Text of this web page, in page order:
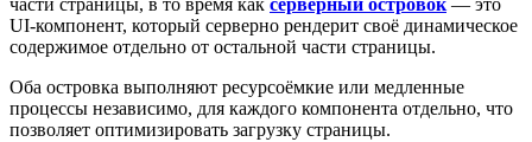
части страницы, в то время как серверный островок— это
UI-компонент, который серверно рендерит своё динамическое
содержимое отдельно от остальной части страницы.
Оба островка выполняют ресурсоёмкие или медленные
процессы независимо, для каждого компонента отдельно, что
позволяет оптимизировать загрузку страницы.